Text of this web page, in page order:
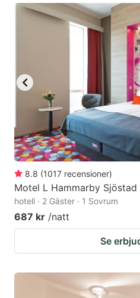
8.8 (1017 recensioner)
Motel L Hammarby Sjöstad
hotell · 2 Gäster · 1 Sovrum
687 kr /natt
Se